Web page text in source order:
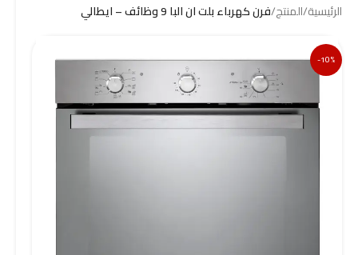
الرئيسية/المنتج/فرن كهرباء بلت ان البا 9 وظائف – ايطالي
-10%